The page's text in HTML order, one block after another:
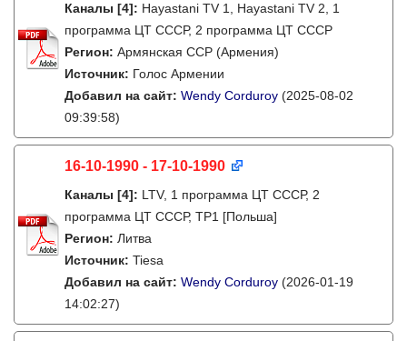
Каналы [4]: Hayastani TV 1, Hayastani TV 2, 1
программа ЦТ СССР, 2 программа ЦТ СССР
Регион: Армянская ССР (Армения)
Источник: Голос Армении
Добавил на сайт: Wendy Corduroy (2025-08-02
09:39:58)
16-10-1990 - 17-10-1990
Каналы [4]: LTV, 1 программа ЦТ СССР, 2
программа ЦТ СССР, TP1 [Польша]
Регион: Литва
Источник: Tiesa
Добавил на сайт: Wendy Corduroy (2026-01-19
14:02:27)